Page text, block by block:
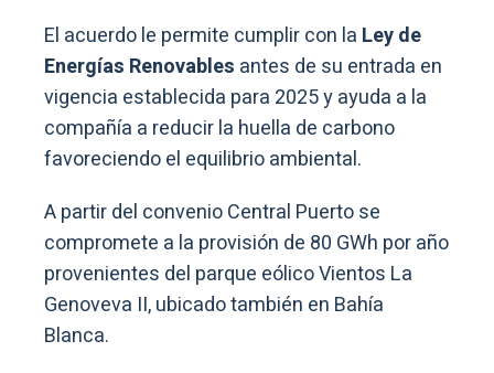
El acuerdo le permite cumplir con la Ley de
Energías Renovables antes de su entrada en
vigencia establecida para 2025 y ayuda a la
compañía a reducir la huella de carbono
favoreciendo el equilibrio ambiental.
A partir del convenio Central Puerto se
compromete a la provisión de 80 GWh por año
provenientes del parque eólico Vientos La
Genoveva II, ubicado también en Bahía
Blanca.